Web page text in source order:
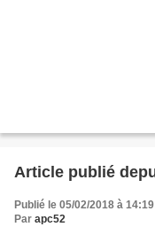
Publié le 05/02/2018 à 14:19
Par apc52